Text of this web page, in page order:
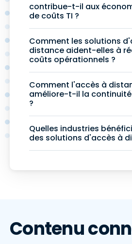
contribue-t-il aux
de coûts TI ?
Comment les solutions
distance aident-elles à
coûts opérationnels ?
Comment l'accès à
améliore-t-il la
?
Quelles industries
des solutions d'accès à
Contenu